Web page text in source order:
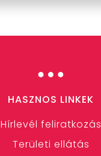
…
HASZNOS LINKEK
Hírlevél feliratkozás
Területi ellátás